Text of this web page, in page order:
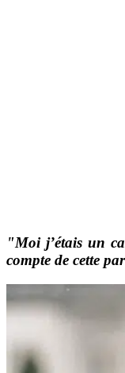
"Moi j’étais un
compte de cette